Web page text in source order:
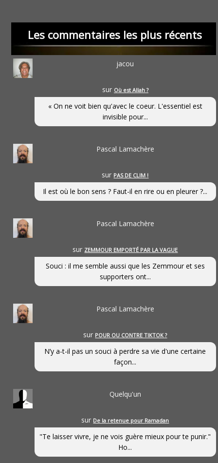
Les commentaires les plus récents
jacou
sur Où est Allah ?
« On ne voit bien qu'avec le coeur. L'essentiel est
invisible pour...
Pascal Lamachère
sur PAS DE CLIM !
Il est où le bon sens ? Faut-il en rire ou en pleurer ?...
Pascal Lamachère
sur ZEMMOUR EMPORTÉ PAR LA VAGUE
Souci : il me semble aussi que les Zemmour et ses
supporters ont...
Pascal Lamachère
sur POUR OU CONTRE TIKTOK ?
N’y a-t-il pas un souci à perdre sa vie d'une certaine
façon...
Quelqu'un
sur De la retenue pour Ramadan
"Te laisser vivre, je ne vois guère mieux pour te punir."
Ho...